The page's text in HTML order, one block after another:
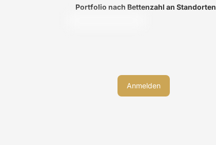
Portfolio nach Bettenzahl an Standorten